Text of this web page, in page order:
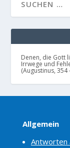
Denen, die Gott
Irrwege und
(Augustinus, 354
Allgemein
Antworten